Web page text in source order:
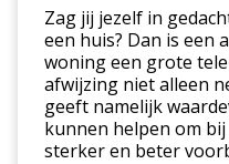
biedingen?
Zag jij jezelf in
een huis? Dan is een
woning een grote
afwijzing niet alleen
geeft namelijk
kunnen helpen om
sterker en beter